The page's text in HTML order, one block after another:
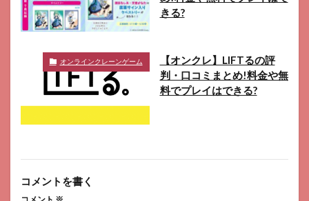
きる?
オンラインクレーンゲーム
【オンクレ】LIFTるの評
判・口コミまとめ!料金や無
料でプレイはできる?
コメントを書く